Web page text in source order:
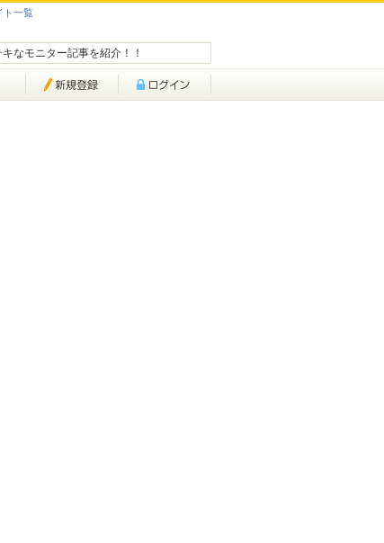
ト一覧
キなモニター記事を紹介！！